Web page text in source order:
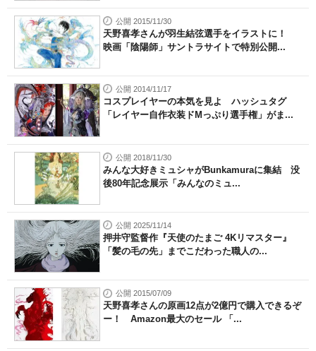
公開 2015/11/30
天野喜孝さんが羽生結弦選手をイラストに！
映画「陰陽師」サントラサイトで特別公開...
公開 2014/11/17
コスプレイヤーの本気を見よ ハッシュタグ
「レイヤー自作衣装ドMっぷり選手権」がま...
公開 2018/11/30
みんな大好きミュシャがBunkamuraに集結 没
後80年記念展示「みんなのミュ...
公開 2025/11/14
押井守監督作『天使のたまご 4Kリマスター』
「髪の毛の先」までこだわった職人の...
公開 2015/07/09
天野喜孝さんの原画12点が2億円で購入できるぞ
ー！ Amazon最大のセール 「...